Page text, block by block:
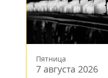
Пятница
7 августа 2026